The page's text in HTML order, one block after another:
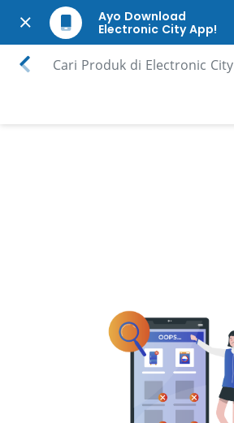
Ayo Download
Electronic City App!
Cari Produk di Electronic City